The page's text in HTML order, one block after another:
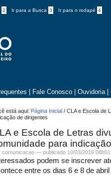
2 Ir para a Busca 3 Ir para o rodapé 4
Fale Conosco Ouvidoria
está aqui: Página Inicial /CLA e Escola de
de dirigentes
e Escola de Letras
para
comunicacao —publicado 10/03/2016
podem se inscrever
entre os dias 6 e 8 de abril